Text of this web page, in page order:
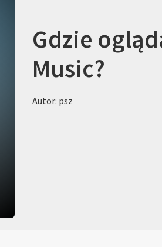
Gdzie
Music?
Autor: psz